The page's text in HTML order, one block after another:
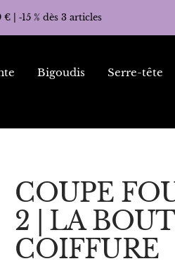
| ‑15 % dès 3 articles
Bigoudis
Serre-tête
COUPE
2 | LA
COIFFURE